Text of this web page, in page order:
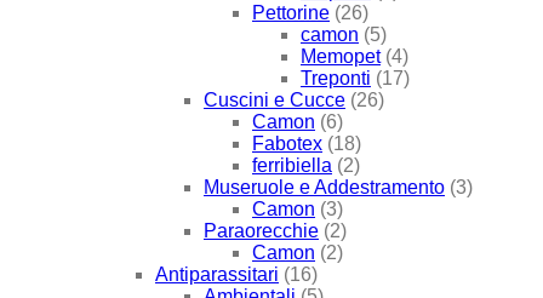
Pettorine (26)
camon (5)
Memopet (4)
Treponti (17)
Cuscini e Cucce (26)
Camon (6)
Fabotex (18)
ferribiella (2)
Museruole e Addestramento (3)
Camon (3)
Paraorecchie (2)
Camon (2)
Antiparassitari (16)